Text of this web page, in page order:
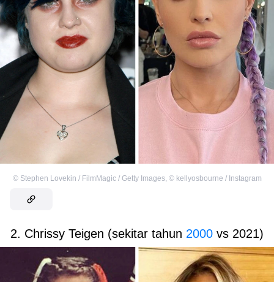
© Stephen Lovekin / FilmMagic / Getty Images, © kellyosbourne / Instagram
2. Chrissy Teigen (sekitar tahun 2000 vs 2021)